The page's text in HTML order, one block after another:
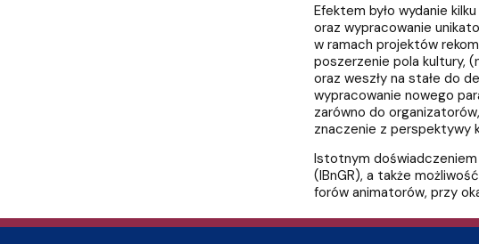
Efektem było wydanie
oraz wypracowanie
w ramach projektów
poszerzenie pola kultury,
oraz weszły na stałe do
wypracowanie nowego
zarówno do
znaczenie z perspektywy
Istotnym doświadczeniem
(IBnGR), a także
forów animatorów, przy